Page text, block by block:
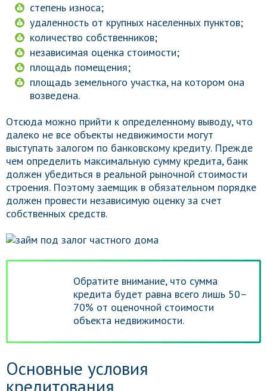
степень износа;
удаленность от крупных населенных пунктов;
количество собственников;
независимая оценка стоимости;
площадь помещения;
площадь земельного участка, на котором она
возведена.
Отсюда можно прийти к определенному выводу, что
далеко не все объекты недвижимости могут
выступать залогом по банковскому кредиту. Прежде
чем определить максимальную сумму кредита, банк
должен убедиться в реальной рыночной стоимости
строения. Поэтому заемщик в обязательном порядке
должен провести независимую оценку за счет
собственных средств.
Обратите внимание, что сумма
кредита будет равна всего лишь 50–
70% от оценочной стоимости
объекта недвижимости.
Основные условия
кредитования